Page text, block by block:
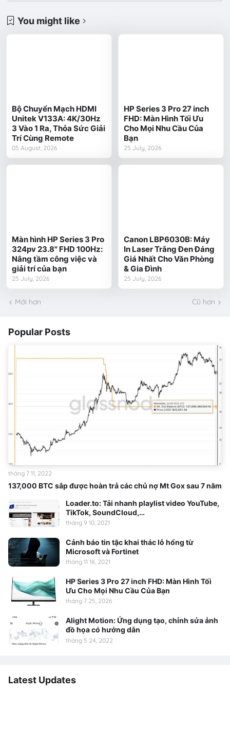
You might like
Bộ Chuyển Mạch HDMI
Unitek V133A: 4K/30Hz
3 Vào 1 Ra, Thỏa Sức Giải
Trí Cùng Remote
05 August, 2026
HP Series 3 Pro 27 inch
FHD: Màn Hình Tối Ưu
Cho Mọi Nhu Cầu Của
Bạn
25 July, 2026
Màn hình HP Series 3 Pro
324pv 23.8" FHD 100Hz:
Nâng tầm công việc và
giải trí của bạn
25 July, 2026
Canon LBP6030B: Máy
In Laser Trắng Đen Đáng
Giá Nhất Cho Văn Phòng
& Gia Đình
25 July, 2026
Mới hơn Cũ hơn
Popular Posts
137,000 BTC sắp được hoàn trả các chủ nợ Mt Gox sau 7 năm
tháng 7 11, 2022
Loader.to: Tải nhanh playlist video YouTube,
TikTok, SoundCloud,…
tháng 9 10, 2021
Cảnh báo tin tặc khai thác lỗ hổng từ
Microsoft và Fortinet
tháng 11 18, 2021
HP Series 3 Pro 27 inch FHD: Màn Hình Tối
Ưu Cho Mọi Nhu Cầu Của Bạn
tháng 7 25, 2026
Alight Motion: Ứng dụng tạo, chỉnh sửa ảnh
đồ họa có hướng dẫn
tháng 5 24, 2022
Latest Updates